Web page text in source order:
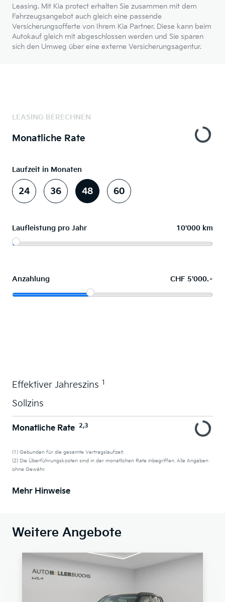
Leasing. Mit Kia protect erhalten Sie zusammen mit dem
Fahrzeugsangebot auch gleich eine passende
Versicherungsofferte von Ihrem Kia Partner. Diese kann beim
Autokauf gleich mit abgeschlossen werden und Sie sparen
sich den Umweg über eine externe Versicherungsagentur.
LEASING BERECHNEN
Monatliche Rate
Laufzeit in Monaten
24 36 48 60
Laufleistung pro Jahr 10'000 km
Anzahlung CHF 5'000.–
Effektiver Jahreszins 1
Sollzins
Monatliche Rate 2,3
(1) Gebunden für die gesamte Vertragslaufzeit.
(2) Die Überführungskosten sind in der monatlichen Rate inbegriffen. Alle Angaben
ohne Gewähr.
Mehr Hinweise
Weitere Angebote